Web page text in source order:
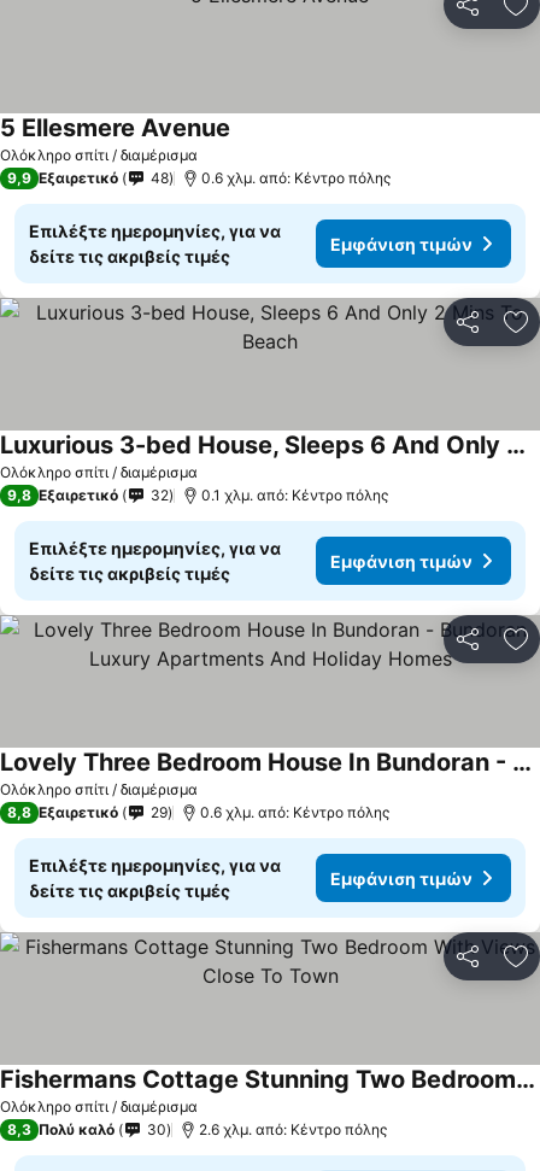
Ολόκληρο σπίτι / διαμέρισμα
5 Ellesmere Avenue
9,9 Εξαιρετικό 48 0.6 χλμ. από: Κέντρο πόλης
Επιλέξτε ημερομηνίες, για να
δείτε τις ακριβείς τιμές
Εμφάνιση τιμών
Ολόκληρο σπίτι / διαμέρισμα
Luxurious 3-bed House, Sleeps 6 And Only 2 Mins To Beach
Εμφάνιση τιμών
9,8 Εξαιρετικό 32 0.1 χλμ. από: Κέντρο πόλης
Επιλέξτε ημερομηνίες, για να
δείτε τις ακριβείς τιμές
Εμφάνιση τιμών
Ολόκληρο σπίτι / διαμέρισμα
Lovely Three Bedroom House In Bundoran - Bundoran Luxury Apartments And Holiday Homes
Εμφάνιση τιμών
8,8 Εξαιρετικό 29 0.6 χλμ. από: Κέντρο πόλης
Επιλέξτε ημερομηνίες, για να
δείτε τις ακριβείς τιμές
Εμφάνιση τιμών
Ολόκληρο σπίτι / διαμέρισμα
Fishermans Cottage Stunning Two Bedroom With Views Close To Town
Εμφάνιση τιμών
8,3 Πολύ καλό 30 2.6 χλμ. από: Κέντρο πόλης